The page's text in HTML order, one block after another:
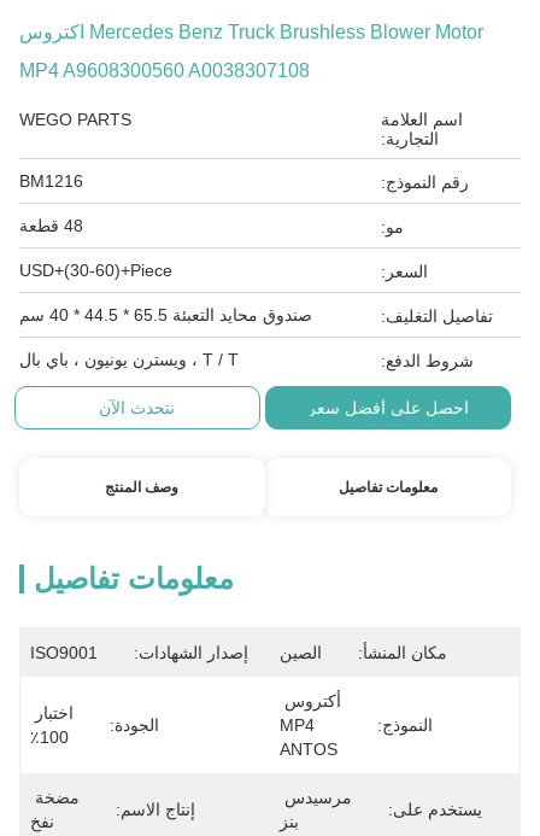
Mercedes Benz Truck Brushless Blower Motor اكتروس
MP4 A9608300560 A0038307108
اسم العلامة
التجارية:
WEGO PARTS
رقم النموذج: BM1216
مو: 48 قطعة
السعر: USD+(30-60)+Piece
تفاصيل التغليف: صندوق محايد التعبئة 65.5 * 44.5 * 40 سم
شروط الدفع: T / T ، ويسترن يونيون ، باي بال
احصل على أفضل سعر نتحدث الآن
معلومات تفاصيل وصف المنتج
معلومات تفاصيل
مكان المنشأ: الصين إصدار الشهادات: ISO9001
النموذج:
MP4
ANTOS
الجودة:
100٪
يستخدم على:
بنز
إنتاج الاسم:
نفخ